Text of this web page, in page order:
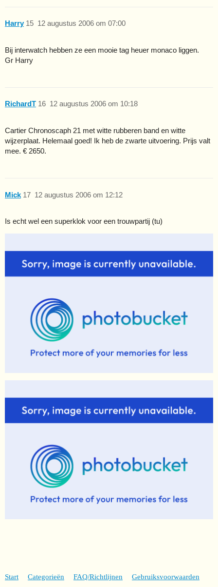
Harry 12 augustus 2006 om 07:00
15
Bij interwatch hebben ze een mooie tag heuer monaco liggen.
Gr Harry
RichardT 12 augustus 2006 om 10:18
16
Cartier Chronoscaph 21 met witte rubberen band en witte
wijzerplaat. Helemaal goed! Ik heb de zwarte uitvoering. Prijs valt
mee. € 2650.
Mick 12 augustus 2006 om 12:12
17
Is echt wel een superklok voor een trouwpartij (tu)
Start Categorieën FAQ/Richtlijnen Gebruiksvoorwaarden